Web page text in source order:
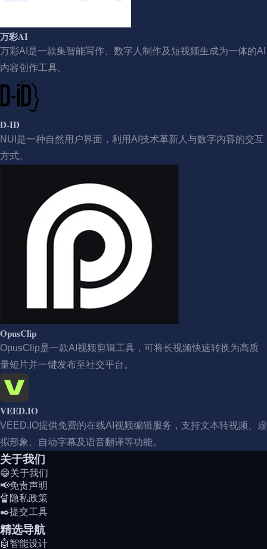
万彩AI
万彩AI是一款集智能写作、数字人制作及短视频生成为一体的AI
内容创作工具。
D-ID
NUI是一种自然用户界面，利用AI技术革新人与数字内容的交互
方式。
OpusClip
OpusClip是一款AI视频剪辑工具，可将长视频快速转换为高质
量短片并一键发布至社交平台。
VEED.IO
VEED.IO提供免费的在线AI视频编辑服务，支持文本转视频、虚
拟形象、自动字幕及语音翻译等功能。
关于我们
😁关于我们
📢免责声明
🔏隐私政策
✒️提交工具
精选导航
🤖智能设计